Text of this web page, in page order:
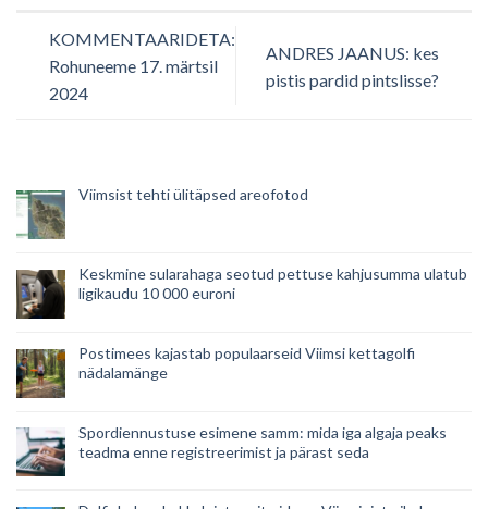
KOMMENTAARIDETA:
Rohuneeme 17. märtsil
2024
ANDRES JAANUS: kes
pistis pardid pintslisse?
Viimsist tehti ülitäpsed areofotod
Keskmine sularahaga seotud pettuse kahjusumma ulatub
ligikaudu 10 000 euroni
Postimees kajastab populaarseid Viimsi kettagolfi
nädalamänge
Spordiennustuse esimene samm: mida iga algaja peaks
teadma enne registreerimist ja pärast seda